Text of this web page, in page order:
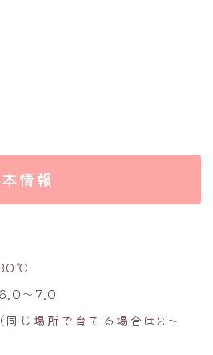
情報
6.0〜7.0
同じ場所で育てる場合は2〜